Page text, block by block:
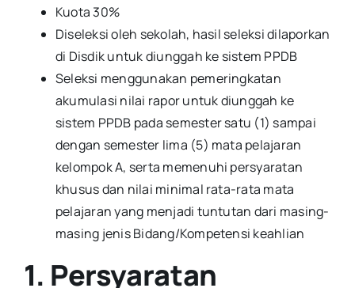
Kuota 30%
Diseleksi oleh sekolah, hasil seleksi dilaporkan
di Disdik untuk diunggah ke sistem PPDB
Seleksi menggunakan pemeringkatan
akumulasi nilai rapor untuk diunggah ke
sistem PPDB pada semester satu (1) sampai
dengan semester lima (5) mata pelajaran
kelompok A, serta memenuhi persyaratan
khusus dan nilai minimal rata-rata mata
pelajaran yang menjadi tuntutan dari masing-
masing jenis Bidang/Kompetensi keahlian
1. Persyaratan